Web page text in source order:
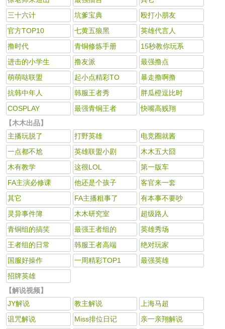
三十六计
坑爹宝典
殴打小朋友
官方TOP10
七黄五狼黑
英雄代言人
撸时代
青铜修炼手册
15秒教你玩系
进击的小学生
撸友派
最强撸点
萌萌哒联盟
起小点精彩TO
暴走撸啊撸
抗韩中年人
韩服王者秀
胖瓜橙逗比时
COSPLAY
最强青铜王者
快嘴高贱翔
【木木出品】
主播玩脱了
打野英雄
电竞圈就酱
一点都不尬
英雄联盟小剧
木木五大囧
木有教学
这很LOL
第一版车
FA主演必修课
他还是个孩子
客官来一套
其它
FA主播粗事了
有本事不要吵
灵异事件簿
木木研究室
超级路人
青铜组的搞笑
最强王者组的
英雄秀场
王者组的日常
韩服王者高端
绝对玩家
国服好操作
一周精彩TOP1
最强英雄
招牌英雄
【解说视频】
JY解说
教主解说
上海马超
诅咒解说
Miss排位日记
亲一亲翔解说